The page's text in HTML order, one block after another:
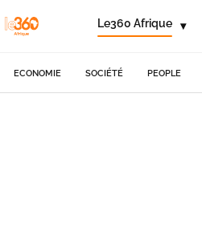
Le360 Afrique ▾
ECONOMIE SOCIÉTÉ PEOPLE